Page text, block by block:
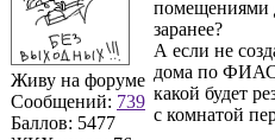
Живу на форуме
Сообщений: 739
Баллов: 5477
помещениями
заранее?
А если не
дома по
какой будет
с комнатой